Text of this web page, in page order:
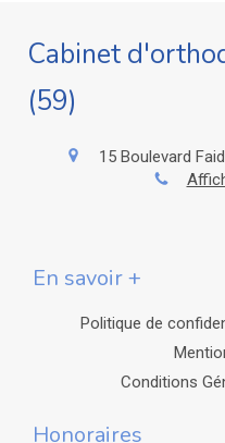
Cabinet
(59)
15 Boulevard
En savoir +
Politique de
Conditions
Honoraires